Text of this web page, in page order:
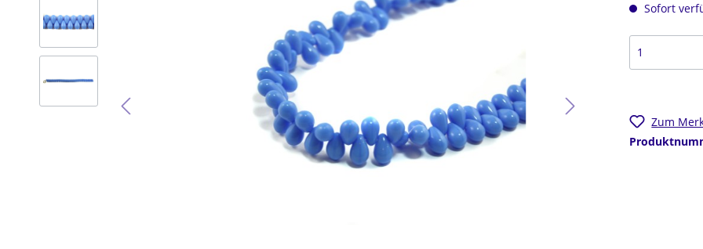
WÜRFEL
WELLEN
LINSEN
TROPFEN
RESIN | HORN PERLEN MESSING PERLEN
GEFLOCHTENE
KAUTSCHUKBÄNDER
WERKZEUG & AUFSTELLER
ZANGEN
VERGOLDET
MESSING
MESSING VERGOLDET
FÜR OHRRINGE
FÜR PERLENKETTEN
FÜR CHARMS
Sofort
Zum